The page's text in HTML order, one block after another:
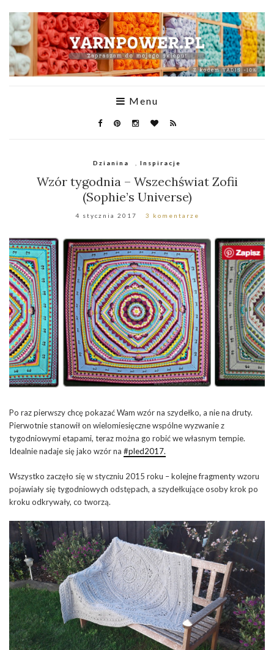
Menu
Dzianina Inspiracje
Wzór tygodnia – Wszechświat Zofii
(Sophie’s Universe)
4 stycznia 2017 3 komentarze
Po raz pierwszy chcę pokazać Wam wzór na szydełko, a nie na druty.
Pierwotnie stanowił on wielomiesięczne wspólne wyzwanie z
tygodniowymi etapami, teraz można go robić we własnym tempie.
Idealnie nadaje się jako wzór na #pled2017.
Wszystko zaczęło się w styczniu 2015 roku – kolejne fragmenty wzoru
pojawiały się tygodniowych odstępach, a szydełkujące osoby krok po
kroku odkrywały, co tworzą.